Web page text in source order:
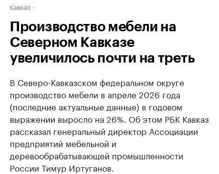
Кавказ
Производство мебели на
Северном Кавказе
увеличилось почти на треть
В Северо-Кавказском федеральном округе
производство мебели в апреле 2026 года
(последние актуальные данные) в годовом
выражении выросло на 26%. Об этом РБК Кавказ
рассказал генеральный директор Ассоциации
предприятий мебельной и
деревообрабатывающей промышленности
России Тимур Иртуганов.